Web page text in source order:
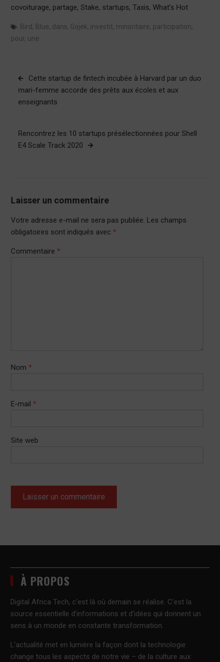
covoiturage, partage, Stake, startups, Taxis, What’s Hot
Bird, Blue, dans, Gojek, investit, minoritaire, participation,
pour, une
Navigation
de
l’article
Cette startup de fintech incubée à Harvard par un duo
mari-femme accorde des prêts aux écoles et aux
enseignants
Rencontrez les 10 startups présélectionnées pour Shell
E4 Scale Track 2020
Laisser un commentaire
Votre adresse e-mail ne sera pas publiée. Les champs
obligatoires sont indiqués avec *
Commentaire *
Nom *
E-mail *
Site web
À PROPOS
Digital Africa Tech, c’est là où demain se réalise. C’est la
source essentielle d’informations et d’idées qui donnent un
sens à un monde en constante transformation.
L’actualité met en lumière la façon dont la technologie
change tous les aspects de notre vie – de la culture aux